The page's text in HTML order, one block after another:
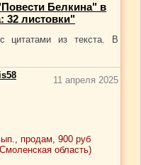
Белкина" в
32 листовки"
цитатами из текста. В
11 апреля 2025
продам, 900 руб
область)